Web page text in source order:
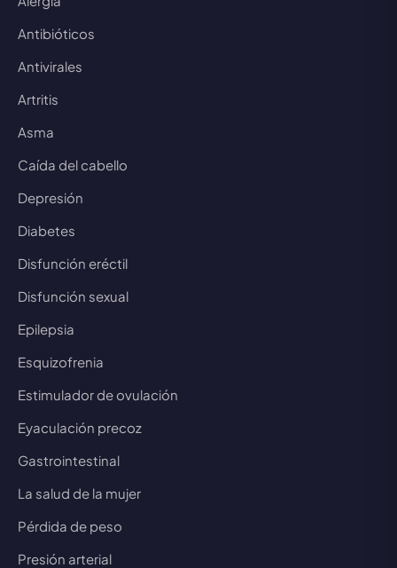
Antibióticos
Antivirales
Artritis
Asma
Caída del cabello
Depresión
Diabetes
Disfunción eréctil
Disfunción sexual
Epilepsia
Esquizofrenia
Estimulador de ovulación
Eyaculación precoz
Gastrointestinal
La salud de la mujer
Pérdida de peso
Presión arterial